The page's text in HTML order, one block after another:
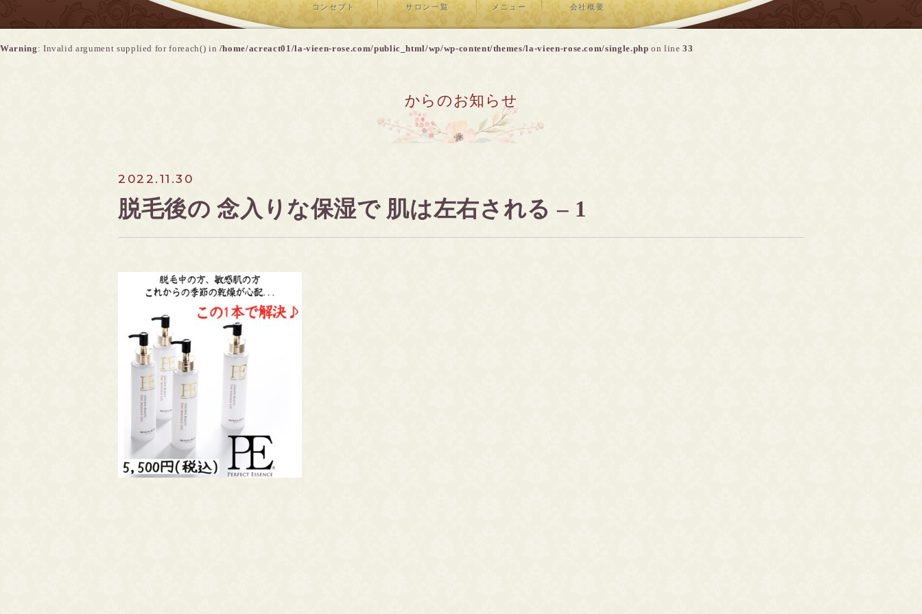
コンセプト サロン一覧 メニュー 会社概要
Warning : Invalid argument supplied for foreach() in /home/acreact01/la-vieen-rose.com/public_html/wp/wp-content/themes/la-vieen-rose.com/single.php on line33
からのお知らせ
2022.11.30
脱毛後の 念入りな保湿で 肌は左右される – 1